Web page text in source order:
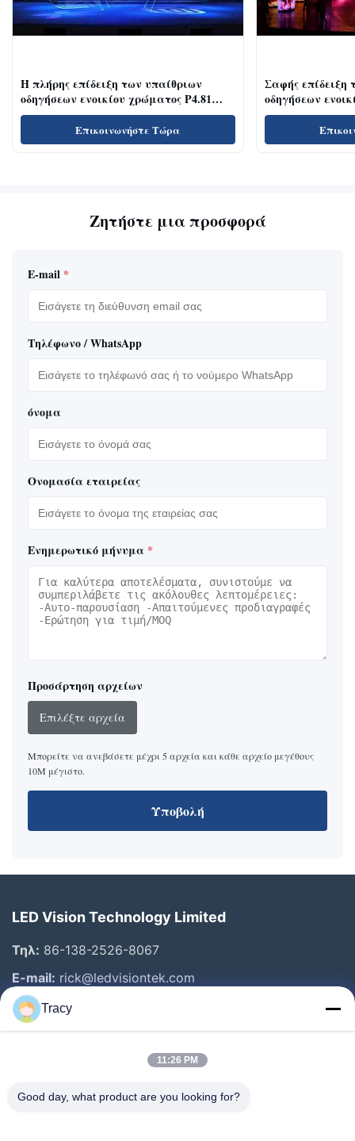
Η πλήρης επίδειξη των υπαίθριων
οδηγήσεων ενοικίου χρώματος P4.81
υψηλή αναζωογονεί την ευρεία γωνία
εξέτασης ποσοστούΕπικοινωνήστε Τώρα
Σαφής επίδειξη
οδηγήσεων
τις αίθουσες/
Ζητήστε μια προσφορά
E-mail *
Τηλέφωνο / WhatsApp
όνομα
Ονομασία εταιρείας
Ενημερωτικό μήνυμα *
Προσάρτηση αρχείων
Επιλέξτε αρχεία
Μπορείτε να ανεβάσετε μέχρι 5 αρχεία και κάθε αρχείο μεγέθους
10M μέγιστο.
Υποβολή
LED Vision Technology Limited
Τηλ: 86-138-2526-8067
E-mail: rick@ledvisiontek.com
Γρήγοροι Σύνδεσμοι
Προϊόντα
Tracy
11:26 PM
Good day, what product are you looking for?